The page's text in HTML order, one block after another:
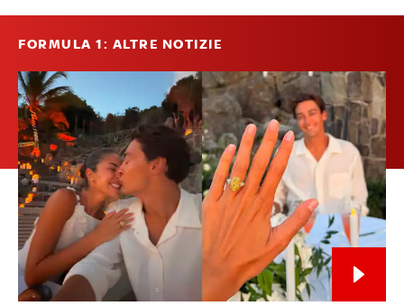
FORMULA 1: ALTRE NOTIZIE